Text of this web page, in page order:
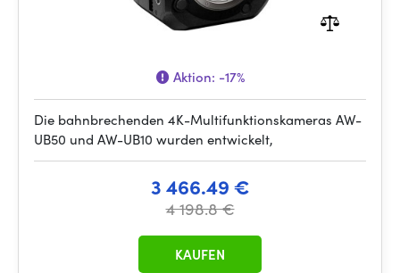
Aktion: -17%
Die bahnbrechenden 4K-Multifunktionskameras AW-
UB50 und AW-UB10 wurden entwickelt,
3 466.49 €
4 198.8 €
KAUFEN